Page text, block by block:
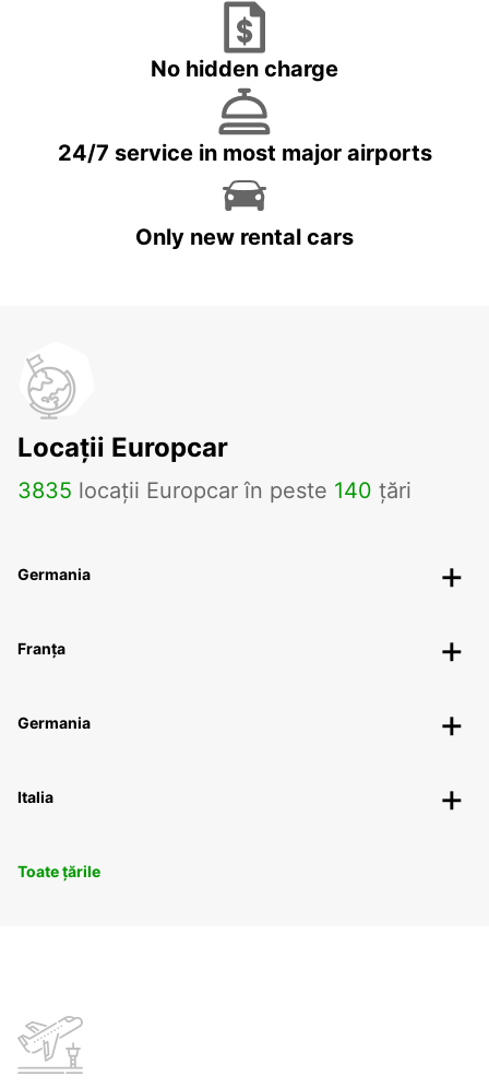
No hidden charge
24/7 service in most major airports
Only new rental cars
Locații Europcar
3835 locații Europcar în peste 140 țări
Germania
Franța
Germania
Italia
Toate țările